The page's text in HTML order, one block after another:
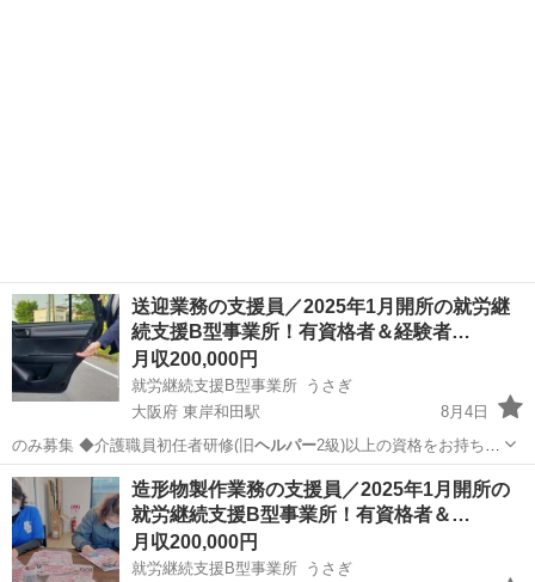
送迎業務の支援員／2025年1月開所の就労継
続支援B型事業所！有資格者＆経験者…
月収200,000円
就労継続支援B型事業所 うさぎ
大阪府 東岸和田駅
8月4日
のみ募集 ◆介護職員初任者研修(旧ヘルパー2級)以上の資格をお持ち
で、5年以上…
大阪 岸和田市 東岸和田駅 ドライバー 業務
造形物製作業務の支援員／2025年1月開所の
就労継続支援B型事業所！有資格者＆…
月収200,000円
就労継続支援B型事業所 うさぎ